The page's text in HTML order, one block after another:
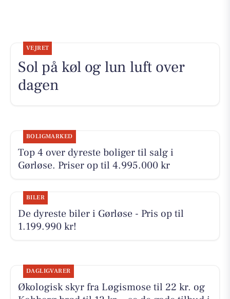
VEJRET
Sol på køl og lun luft over
dagen
BOLIGMARKED
Top 4 over dyreste boliger til salg i
Gørløse. Priser op til 4.995.000 kr
BILER
De dyreste biler i Gørløse - Pris op til
1.199.990 kr!
DAGLIGVARER
Økologisk skyr fra Løgismose til 22 kr. og